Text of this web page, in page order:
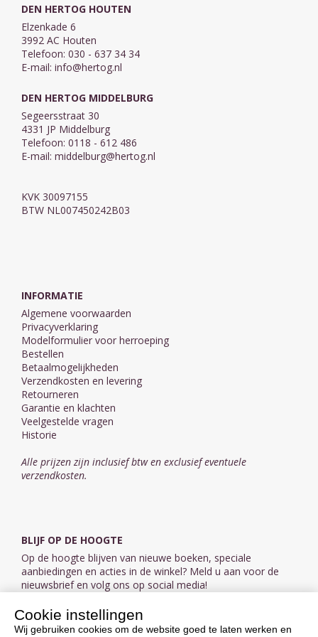
DEN HERTOG HOUTEN
Elzenkade 6
3992 AC Houten
Telefoon: 030 - 637 34 34
E-mail: info@hertog.nl
DEN HERTOG MIDDELBURG
Segeersstraat 30
4331 JP Middelburg
Telefoon: 0118 - 612 486
E-mail: middelburg@hertog.nl
KVK 30097155
BTW NL007450242B03
INFORMATIE
Algemene voorwaarden
Privacyverklaring
Modelformulier voor herroeping
Bestellen
Betaalmogelijkheden
Verzendkosten en levering
Retourneren
Garantie en klachten
Veelgestelde vragen
Historie
Alle prijzen zijn inclusief btw en exclusief eventuele
verzendkosten.
BLIJF OP DE HOOGTE
Op de hoogte blijven van nieuwe boeken, speciale
aanbiedingen en acties in de winkel? Meld u aan voor de
nieuwsbrief en volg ons op social media!
Aanmelden nieuwsbrief
Cookie instellingen
Wij gebruiken cookies om de website goed te laten werken en